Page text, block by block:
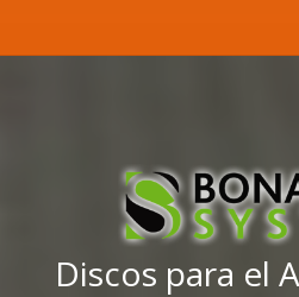
Discos para el